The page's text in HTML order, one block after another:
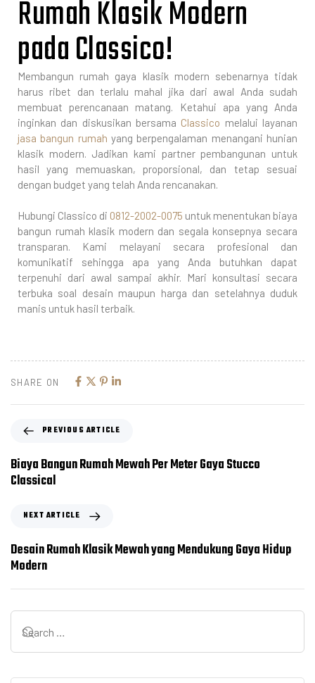
Rumah Klasik Modern
pada Classico!
Membangun rumah gaya klasik modern sebenarnya tidak
harus ribet dan terlalu mahal jika dari awal Anda sudah
membuat perencanaan matang. Ketahui apa yang Anda
inginkan dan diskusikan bersama Classico melalui layanan
jasa bangun rumah yang berpengalaman menangani hunian
klasik modern. Jadikan kami partner pembangunan untuk
hasil yang memuaskan, proporsional, dan tetap sesuai
dengan budget yang telah Anda rencanakan.
Hubungi Classico di 0812-2002-0075 untuk menentukan biaya
bangun rumah klasik modern dan segala konsepnya secara
transparan. Kami melayani secara profesional dan
komunikatif sehingga apa yang Anda butuhkan dapat
terpenuhi dari awal sampai akhir. Mari konsultasi secara
terbuka soal desain maupun harga dan setelahnya duduk
manis untuk hasil terbaik.
SHARE ON
PREVIOUS ARTICLE
Biaya Bangun Rumah Mewah Per Meter Gaya Stucco
Classical
NEXT ARTICLE
Desain Rumah Klasik Mewah yang Mendukung Gaya Hidup
Modern